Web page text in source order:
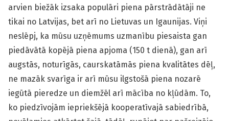
arvien biežāk izsaka populāri piena pārstrādātāji ne
tikai no Latvijas, bet arī no Lietuvas un Igaunijas. Viņi
neslēpj, ka mūsu uzņēmums uzmanību piesaista gan
piedāvātā kopējā piena apjoma (150 t dienā), gan arī
augstās, noturīgās, caurskatāmās piena kvalitātes dēļ,
ne mazāk svarīga ir arī mūsu ilgstošā piena nozarē
iegūtā pieredze un diemžēl arī mācība no kļūdām. To,
ko piedzīvojām iepriekšējā kooperatīvajā sabiedrībā,